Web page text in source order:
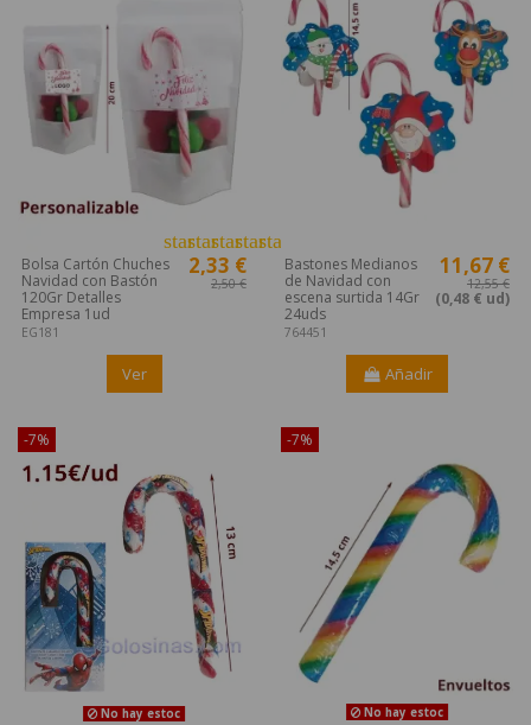
Bolsa Cartón Chuches
Navidad con Bastón
120Gr Detalles
Empresa 1ud
EG181
2,33 €
2,50 €
starstarstarstarstar
Ver
Bastones Medianos
de Navidad con
escena surtida 14Gr
24uds
764451
11,67 €
12,55 €
(0,48 € ud)
Añadir
-7%
No hay estoc
-7%
No hay estoc